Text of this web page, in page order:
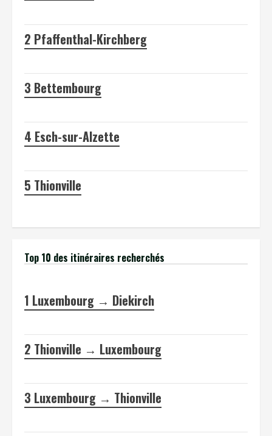
2 Pfaffenthal-Kirchberg
3 Bettembourg
4 Esch-sur-Alzette
5 Thionville
Top 10 des itinéraires recherchés
1 Luxembourg → Diekirch
2 Thionville → Luxembourg
3 Luxembourg → Thionville